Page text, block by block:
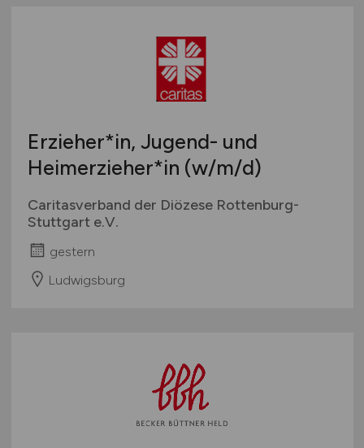
Erzieher*in, Jugend- und
Heimerzieher*in (w/m/d)
Caritasverband der Diözese Rottenburg-
Stuttgart e.V.
gestern
Ludwigsburg